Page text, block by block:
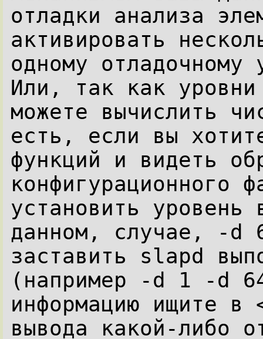
отладки анализа
активировать
одному
Или, так как
можете вычислить
есть, если вы
функций и видеть
конфигурационного
установить
данном, случае, -d
заставить slapd
(например -d 1 -d
информацию ищите
вывода какой-либо